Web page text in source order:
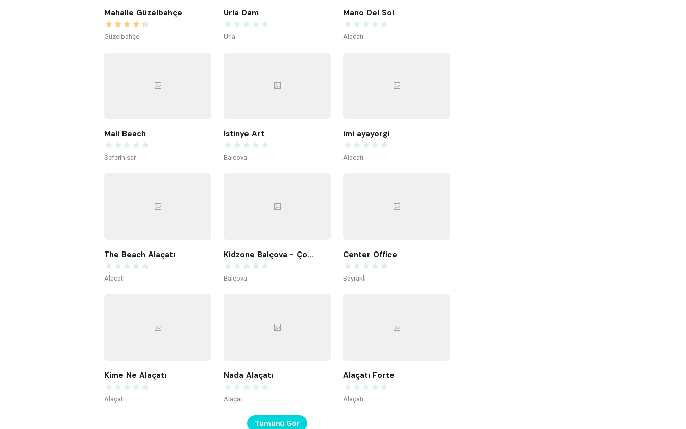
Mahalle Güzelbahçe
Güzelbahçe
Urla Dam
Urla
Mano Del Sol
Alaçatı
Mali Beach
Seferihisar
İstinye Art
Balçova
imi ayayorgi
Alaçatı
The Beach Alaçatı
Alaçatı
Kidzone Balçova - Çocuk Gelişim ve Aktivite Merkezi
Balçova
Center Office
Bayraklı
Kime Ne Alaçatı
Alaçatı
Nada Alaçatı
Alaçatı
Alaçatı Forte
Alaçatı
Tümünü Gör